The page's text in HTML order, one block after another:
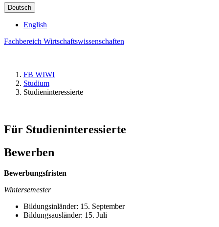
Deutsch
English
Fachbereich Wirtschaftswissenschaften
FB WIWI
Studium
Studieninteressierte
Für Studieninteressierte
Bewerben
Bewerbungsfristen
Wintersemester
Bildungsinländer: 15. September
Bildungsausländer: 15. Juli